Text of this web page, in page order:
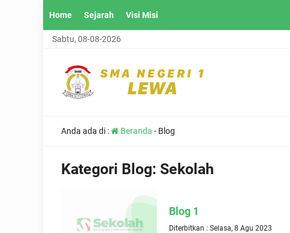
Home Sejarah Visi Misi
Sabtu, 08-08-2026
Anda ada di : Beranda - Blog
Kategori Blog: Sekolah
Blog 1
Diterbitkan : Selasa, 8 Agu 2023